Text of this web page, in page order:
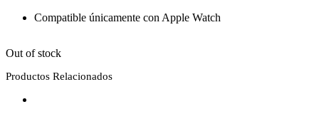
Compatible únicamente con Apple Watch
Out of stock
Productos Relacionados